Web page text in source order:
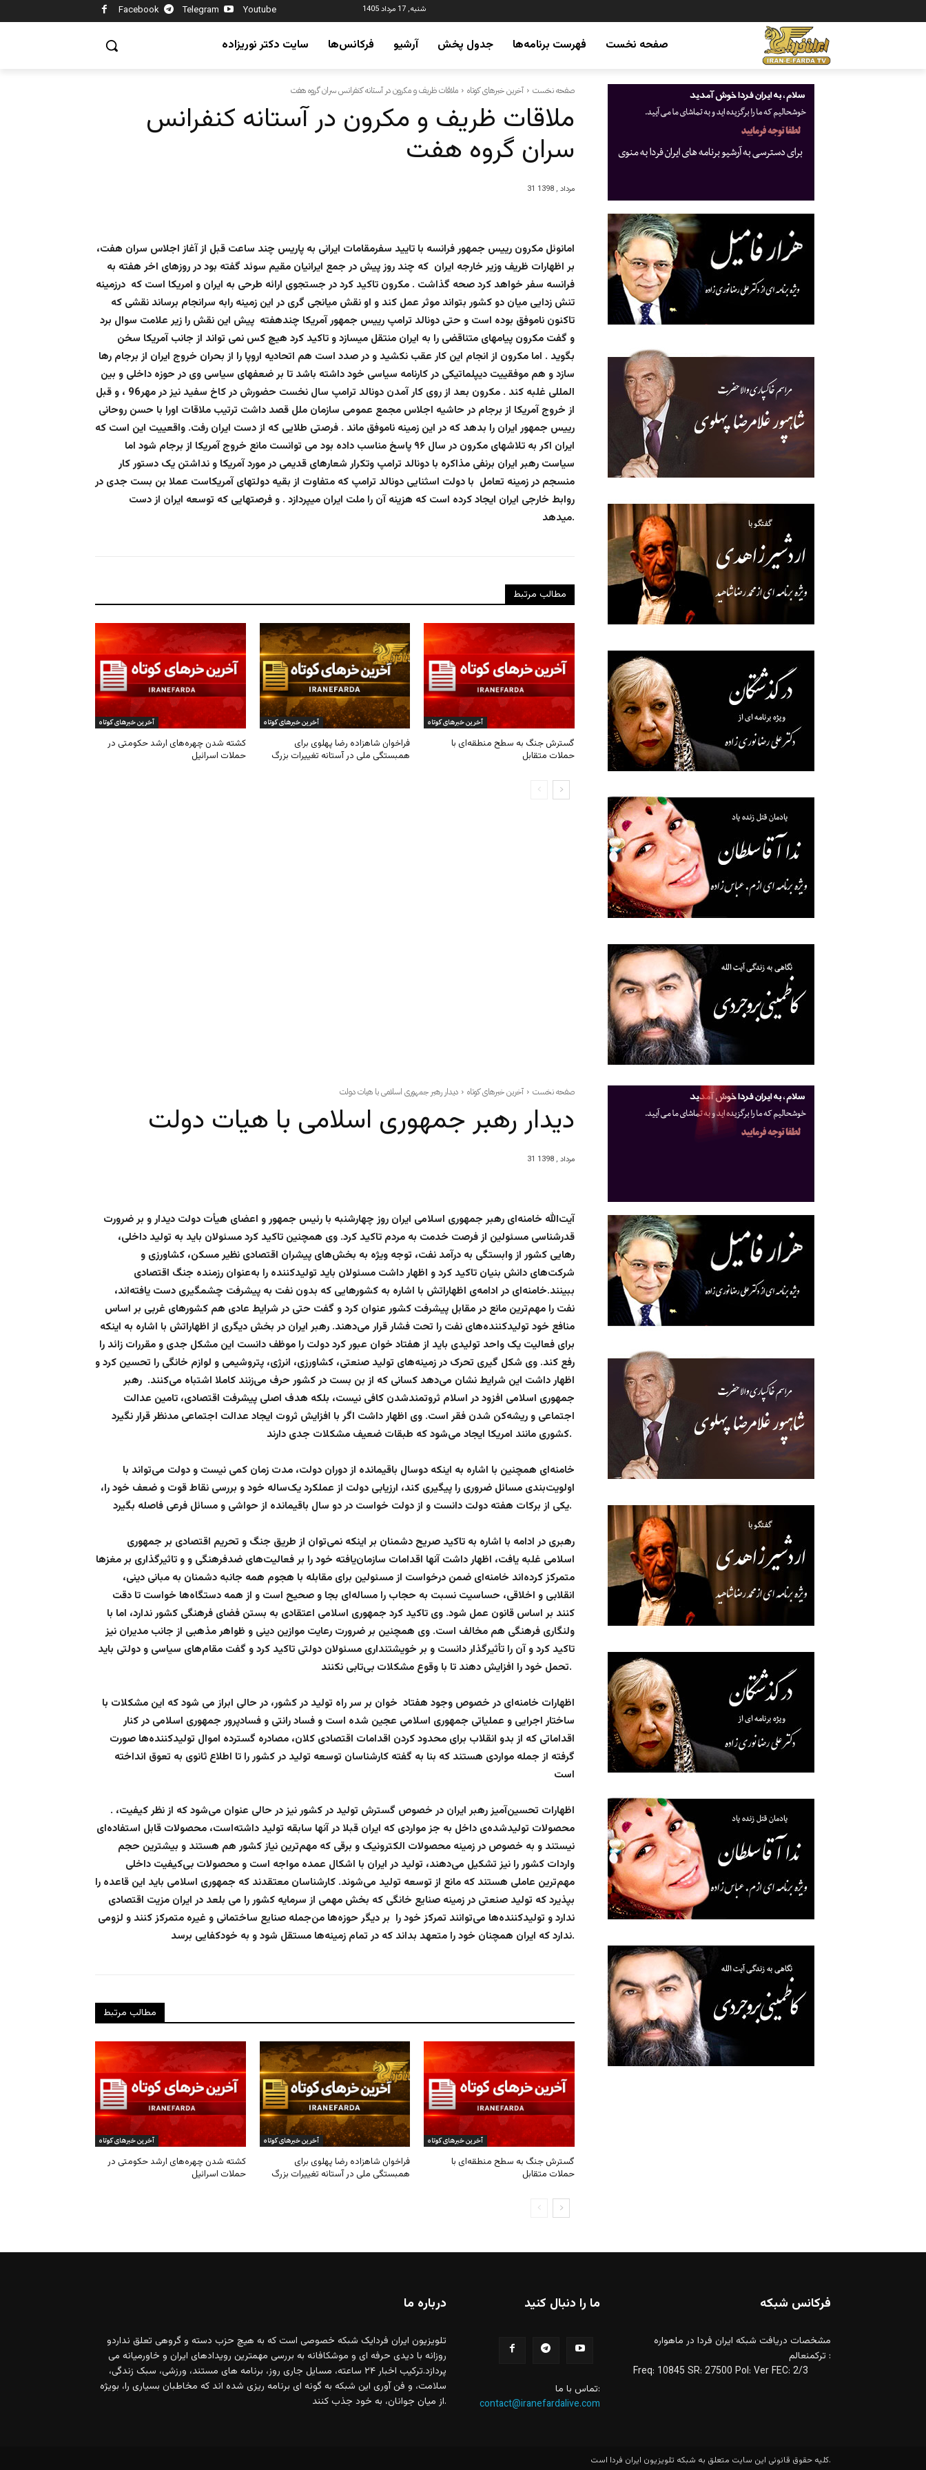
Facebook Telegram Youtube شنبه, 17 مرداد 1405
صفحه نخست فهرست برنامه‌ها جدول پخش آرشیو فرکانس‌ها سایت دکتر نوریزاده
صفحه نخست آخرین خبرهای کوتاه ملاقات ظریف و مکرون در آستانه کنفرانس سران گروه هفت
ملاقات ظریف و مکرون در آستانه کنفرانس
سران گروه هفت
31 مرداد , 1398
امانوئل مکرون رییس جمهور فرانسه با تایید سفرمقامات ایرانی به پاریس چند ساعت قبل از آغاز اجلاس سران هفت،
بر اظهارات ظریف وزیر خارجه ایران که چند روز پیش در جمع ایرانیان مقیم سوئد گفته بود در روزهای اخر هفته به
فرانسه سفر خواهد کرد صحه گذاشت . مکرون تاکید کرد در جستجوی ارائه طرحی به ایران و امریکا است که درزمینه
تنش زدایی میان دو کشور بتواند موثر عمل کند و او نقش میانجی گری در این زمینه رابه سرانجام برساند نقشی که
تاکنون ناموفق بوده است و حتی دونالد ترامپ رییس جمهور آمریکا چندهفته پیش این نقش را زیر علامت سوال برد
و گفت مکرون پیامهای متناقضی را به ایران منتقل میسازد و تاکید کرد هیچ کس نمی تواند از جانب آمریکا سخن
بگوید . اما مکرون از انجام این کار عقب نکشید و در صدد است هم اتحادیه اروپا را از بحران خروج ایران از برجام رها
سازد و هم موفقییت دیپلماتیکی در کارنامه سیاسی خود داشته باشد تا بر ضعفهای سیاسی وی در حوزه داخلی و بین
المللی غلبه کند . مکرون بعد از روی کار آمدن دونالد ترامپ سال نخست حضورش در کاخ سفید نیز در مهر96 ، و قبل
از خروج آمریکا از برجام در حاشیه اجلاس مجمع عمومی سازمان ملل قصد داشت ترتیب ملاقات اورا با حسن روحانی
رییس جمهور ایران را بدهد که در این زمینه ناموفق ماند . فرصتی طلایی که از دست ایران رفت. واقعییت این است که
ایران اکر به تلاشهای مکرون در سال ۹۶ پاسخ مناسب داده بود می توانست مانع خروج آمریکا از برجام شود اما
سیاست رهبر ایران برنفی مذاکره با دونالد ترامپ وتکرار شعارهای قدیمی در مورد آمریکا و نداشتن یک دستور کار
منسجم در زمینه تعامل با دولت اسثنایی دونالد ترامپ که متفاوت از بقیه دولتهای آمریکاست عملا بن بست جدی در
روابط خارجی ایران ایجاد کرده است که هزینه آن را ملت ایران میپردازد . و فرصتهایی که توسعه ایران از دست
میدهد.
مطالب مرتبط
آخرین خبرهای کوتاه
کشته شدن چهره‌های ارشد حکومتی در
حملات اسرائیل
آخرین خبرهای کوتاه
فراخوان شاهزاده رضا پهلوی برای
همبستگی ملی در آستانه تغییرات بزرگ
آخرین خبرهای کوتاه
گسترش جنگ به سطح منطقه‌ای با
حملات متقابل
فرکانس شبکه
مشخصات دریافت شبکه ایران فردا در ماهواره
ترکمنعالم :
Freq: 10845 SR: 27500 Pol: Ver FEC: 2/3
ما را دنبال کنید
تماس با ما:
contact@iranefardalive.com
درباره ما
تلویزیون ایران فردایک شبکه خصوصی است که به هیچ حزب دسته و گروهی تعلق نداردو
روزانه با دیدی حرفه ای و موشکافانه به بررسی مهمترین رویدادهای ایران و خاورمیانه می
پردازد.ترکیب اخبار ۲۴ ساعته، مسایل جاری روز، برنامه های مستند، ورزشی، سبک زندگی،
سلامت، و فن آوری این شبکه به گونه ای برنامه ریزی شده اند که مخاطبان بسیاری را، بویژه
از میان جوانان، به خود جذب کنند.
کلیه حقوق قانونی این سایت متعلق به شبکه تلویزیون ایران فردا است.